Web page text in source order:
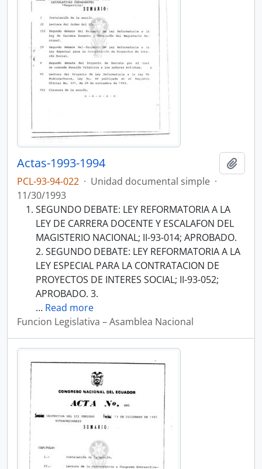
Actas-1993-1994
PCL-93-94-022 · Unidad documental simple ·
11/30/1993
SEGUNDO DEBATE: LEY REFORMATORIA A LA
LEY DE CARRERA DOCENTE Y ESCALAFON DEL
MAGISTERIO NACIONAL; II-93-014; APROBADO.
2. SEGUNDO DEBATE: LEY REFORMATORIA A LA
LEY ESPECIAL PARA LA CONTRATACION DE
PROYECTOS DE INTERES SOCIAL; II-93-052;
APROBADO. 3.
… Read more
Funcion Legislativa – Asamblea Nacional